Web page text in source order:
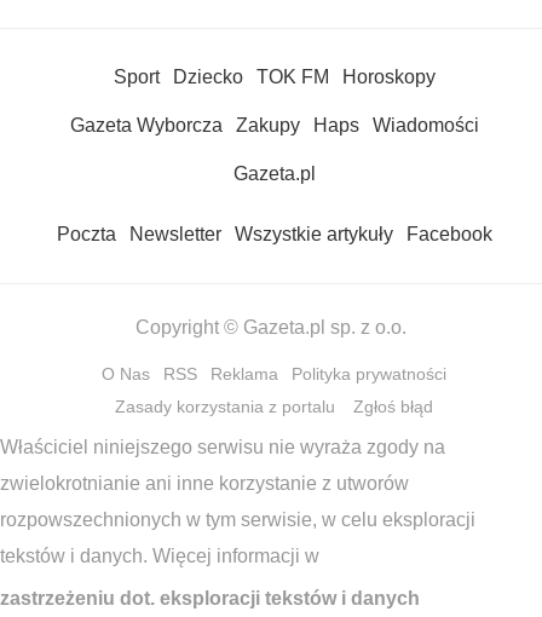
Sport Dziecko TOK FM Horoskopy
Gazeta Wyborcza Zakupy Haps Wiadomości
Gazeta.pl
Poczta Newsletter Wszystkie artykuły Facebook
Copyright © Gazeta.pl sp. z o.o.
O Nas RSS Reklama
Polityka prywatności
Zasady korzystania z portalu
Zgłoś błąd
Właściciel niniejszego serwisu nie wyraża zgody na
zwielokrotnianie ani inne korzystanie z utworów
rozpowszechnionych w tym serwisie, w celu eksploracji
tekstów i danych. Więcej informacji w
zastrzeżeniu dot. eksploracji tekstów i danych